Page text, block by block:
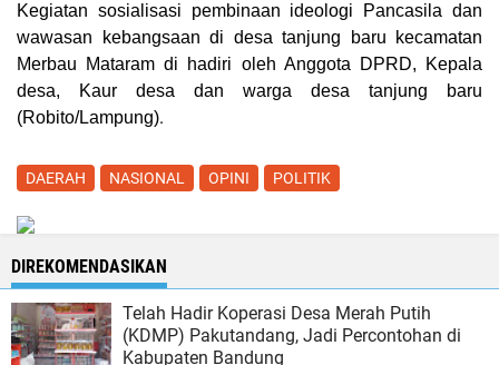
Kegiatan sosialisasi pembinaan ideologi Pancasila dan
wawasan kebangsaan di desa tanjung baru kecamatan
Merbau Mataram di hadiri oleh Anggota DPRD, Kepala
desa, Kaur desa dan warga desa tanjung baru
(Robito/Lampung).
DAERAH NASIONAL OPINI POLITIK
DIREKOMENDASIKAN
Telah Hadir Koperasi Desa Merah Putih
(KDMP) Pakutandang, Jadi Percontohan di
Kabupaten Bandung